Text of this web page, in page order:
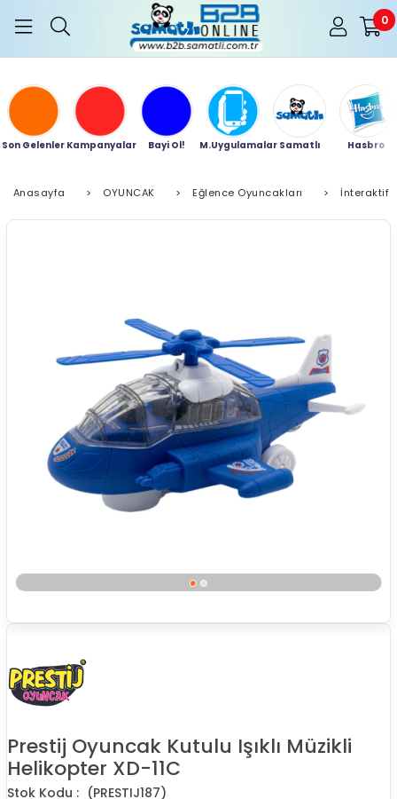
0
Son Gelenler Kampanyalar Bayi Ol! M.Uygulamalar Samatlı Hasbro
Anasayfa > OYUNCAK > Eğlence Oyuncakları > İnteraktif
Prestij Oyuncak Kutulu Işıklı Müzikli
Helikopter XD-11C
(PRESTIJ187)